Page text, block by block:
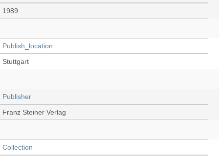
1989
Publish_location
Stuttgart
Publisher
Franz Steiner Verlag
Collection